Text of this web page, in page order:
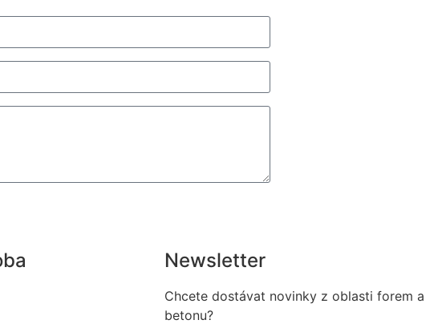
Newsletter
Chcete dostávat novinky z oblasti forem a
betonu?